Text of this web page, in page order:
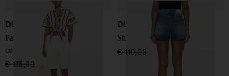
DUNST
Pantaloni corti in misto
cotone
€ 115,00
DUNST
Shorts mini in denim
€ 110,00 € 77,00